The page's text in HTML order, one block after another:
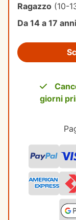
Ragazzo (10-
Da 14 a 17 anni
giorni